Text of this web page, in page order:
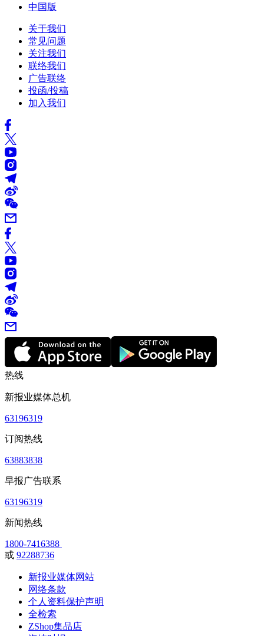
中国版
关于我们
常见问题
关注我们
联络我们
广告联络
投函/投稿
加入我们
热线
新报业媒体总机
63196319
订阅热线
63883838
早报广告联系
63196319
新闻热线
1800-7416388
或 92288736
新报业媒体网站
网络条款
个人资料保护声明
全检索
ZShop集品店